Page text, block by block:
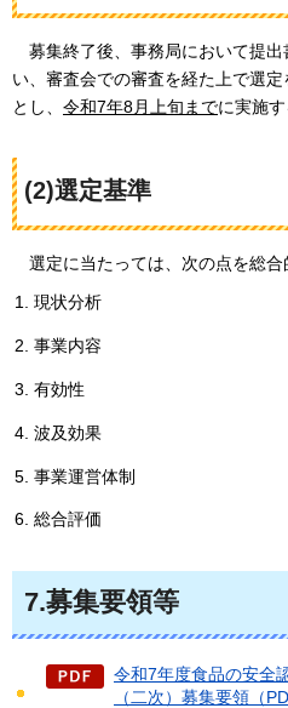
募集終了後、事務局において提
い、審査会での審査を経た上で選
とし、 令和7年8月上旬までに実施す
(2)選定基準
選定に当たっては、次の点を総合
現状分析
事業内容
有効性
波及効果
事業運営体制
総合評価
7.募集要領等
令和7年度食品の安全
（二次）募集要領（